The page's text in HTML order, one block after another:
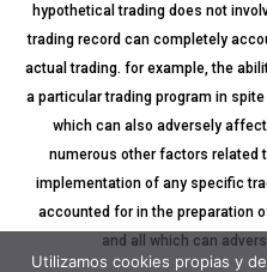
hypothetical trading does not
trading record can completely
actual trading. for example, the
a particular trading program in
which can also adversely
numerous other factors related
implementation of any specific
accounted for in the preparation
and all which can
Utilizamos cookies propias y